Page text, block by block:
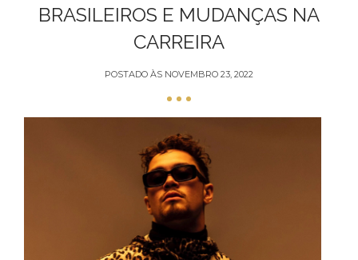
BRASILEIROS E MUDANÇAS NA
CARREIRA
POSTADO ÀS NOVEMBRO 23, 2022